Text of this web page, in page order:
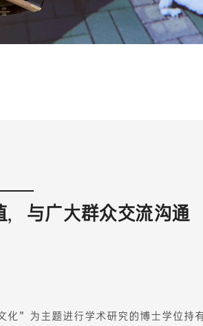
与广大群众交流沟通
”为主题进行学术研究的博士学位持